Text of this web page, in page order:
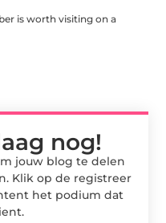
is worth visiting on a
nog!
jouw blog te delen
Klik op de registreer
het podium dat